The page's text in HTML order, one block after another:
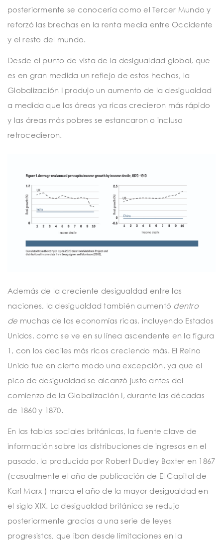
posteriormente se conocería como el Tercer Mundo y
reforzó las brechas en la renta media entre Occidente
y el resto del mundo.
Desde el punto de vista de la desigualdad global, que
es en gran medida un reflejo de estos hechos, la
Globalización I produjo un aumento de la desigualdad
a medida que las áreas ya ricas crecieron más rápido
y las áreas más pobres se estancaron o incluso
retrocedieron.
Además de la creciente desigualdad entre las
naciones, la desigualdad también aumentó dentro
de muchas de las economías ricas, incluyendo Estados
Unidos, como se ve en su línea ascendente en la figura
1, con los deciles más ricos creciendo más. El Reino
Unido fue en cierto modo una excepción, ya que el
pico de desigualdad se alcanzó justo antes del
comienzo de la Globalización I, durante las décadas
de 1860 y 1870.
En las tablas sociales británicas, la fuente clave de
información sobre las distribuciones de ingresos en el
pasado, la producida por Robert Dudley Baxter en 1867
(casualmente el año de publicación de El Capital de
Karl Marx ) marca el año de la mayor desigualdad en
el siglo XIX. La desigualdad británica se redujo
posteriormente gracias a una serie de leyes
progresistas, que iban desde limitaciones en la